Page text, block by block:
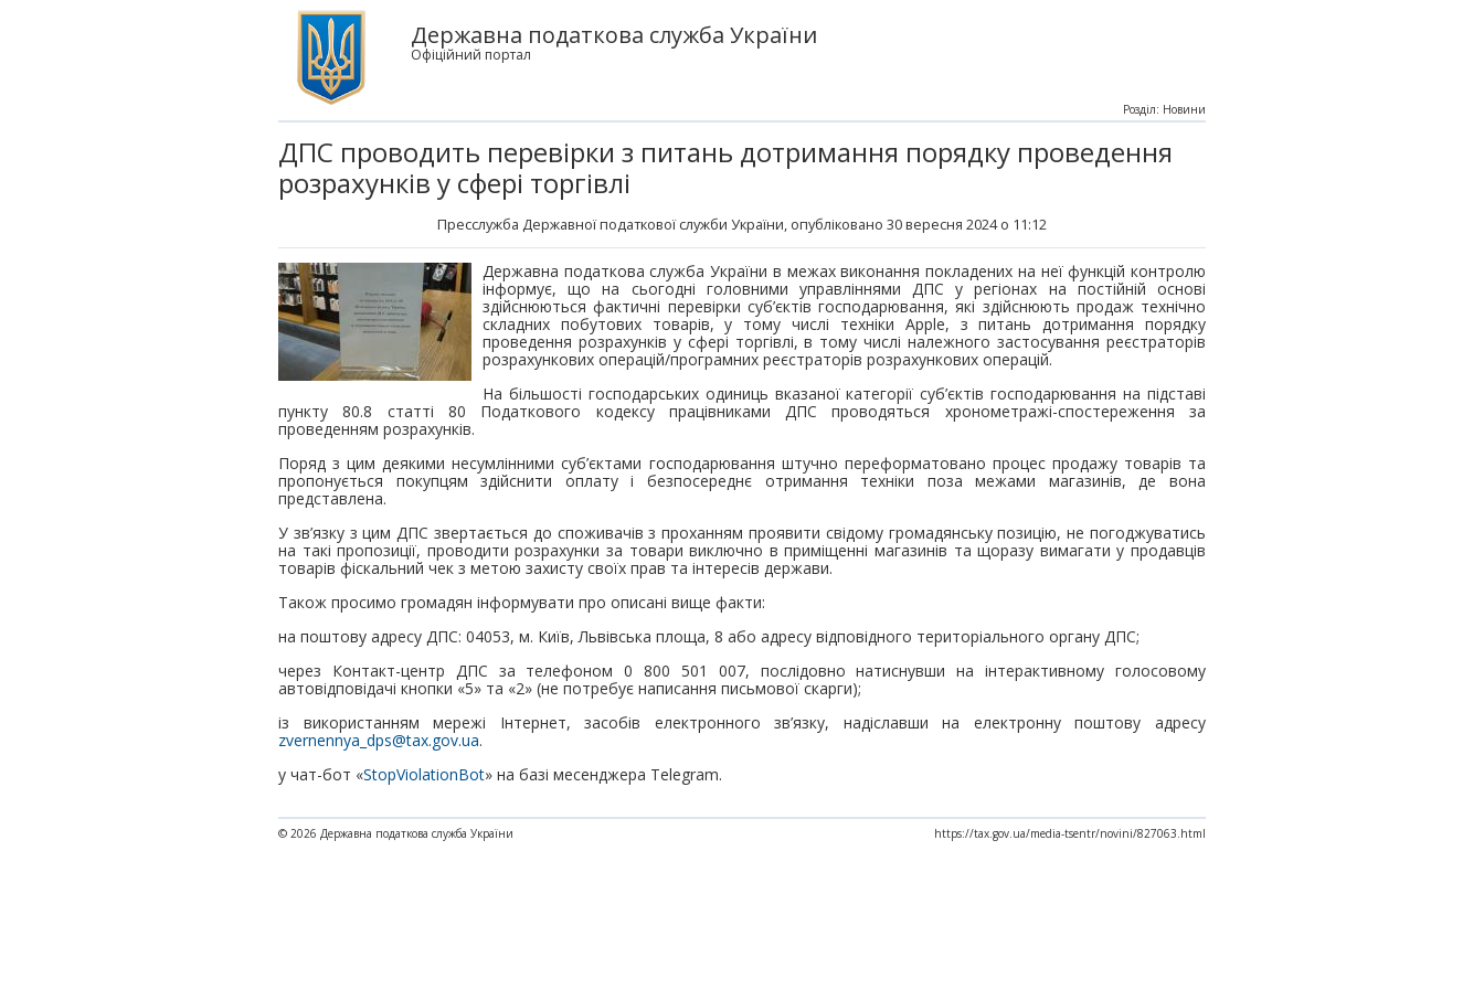
Державна податкова служба України
Офіційний портал
ДПС проводить перевірки з питань дотримання порядку проведення
розрахунків у сфері торгівлі
Пресслужба Державної податкової служби України, опубліковано 30 вересня 2024 о 11:12
Розділ: Новини
Державна податкова служба України в межах виконання покладених на неї функцій контролю
інформує, що на сьогодні головними управліннями ДПС у регіонах на постійній основі
здійснюються фактичні перевірки суб’єктів господарювання, які здійснюють продаж технічно
складних побутових товарів, у тому числі техніки Apple, з питань дотримання порядку
проведення розрахунків у сфері торгівлі, в тому числі належного застосування реєстраторів
розрахункових операцій/програмних реєстраторів розрахункових операцій.
На більшості господарських одиниць вказаної категорії суб’єктів господарювання на підставі
пункту 80.8 статті 80 Податкового кодексу працівниками ДПС проводяться хронометражі-спостереження за
проведенням розрахунків.
Поряд з цим деякими несумлінними суб’єктами господарювання штучно переформатовано процес продажу товарів та
пропонується покупцям здійснити оплату і безпосереднє отримання техніки поза межами магазинів, де вона
представлена.
У зв’язку з цим ДПС звертається до споживачів з проханням проявити свідому громадянську позицію, не погоджуватись
на такі пропозиції, проводити розрахунки за товари виключно в приміщенні магазинів та щоразу вимагати у продавців
товарів фіскальний чек з метою захисту своїх прав та інтересів держави.
Також просимо громадян інформувати про описані вище факти:
на поштову адресу ДПС: 04053, м. Київ, Львівська площа, 8 або адресу відповідного територіального органу ДПС;
через Контакт-центр ДПС за телефоном 0 800 501 007, послідовно натиснувши на інтерактивному голосовому
автовідповідачі кнопки «5» та «2» (не потребує написання письмової скарги);
із використанням мережі Інтернет, засобів електронного зв’язку, надіславши на електронну поштову адресу
zvernennya_dps@tax.gov.ua.
у чат-бот «StopViolationBot» на базі месенджера Telegram.
© 2026 Державна податкова служба України https://tax.gov.ua/media-tsentr/novini/827063.html